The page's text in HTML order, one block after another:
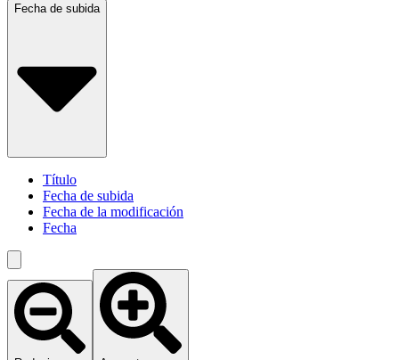
Fecha de subida
Título
Fecha de subida
Fecha de la modificación
Fecha